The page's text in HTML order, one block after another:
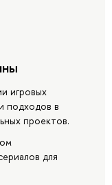
игровых
подходов в
проектов.
для